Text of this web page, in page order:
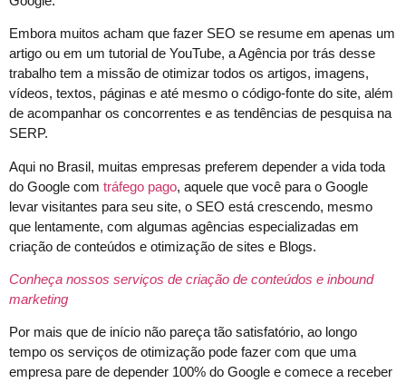
Embora muitos acham que fazer SEO se resume em apenas um
artigo ou em um tutorial de YouTube, a Agência por trás desse
trabalho tem a missão de otimizar todos os artigos, imagens,
vídeos, textos, páginas e até mesmo o código-fonte do site, além
de acompanhar os concorrentes e as tendências de pesquisa na
SERP.
Aqui no Brasil, muitas empresas preferem depender a vida toda
do Google com tráfego pago, aquele que você para o Google
levar visitantes para seu site, o SEO está crescendo, mesmo
que lentamente, com algumas agências especializadas em
criação de conteúdos e otimização de sites e Blogs.
Conheça nossos serviços de criação de conteúdos e inbound
marketing
Por mais que de início não pareça tão satisfatório, ao longo
tempo os serviços de otimização pode fazer com que uma
empresa pare de depender 100% do Google e comece a receber